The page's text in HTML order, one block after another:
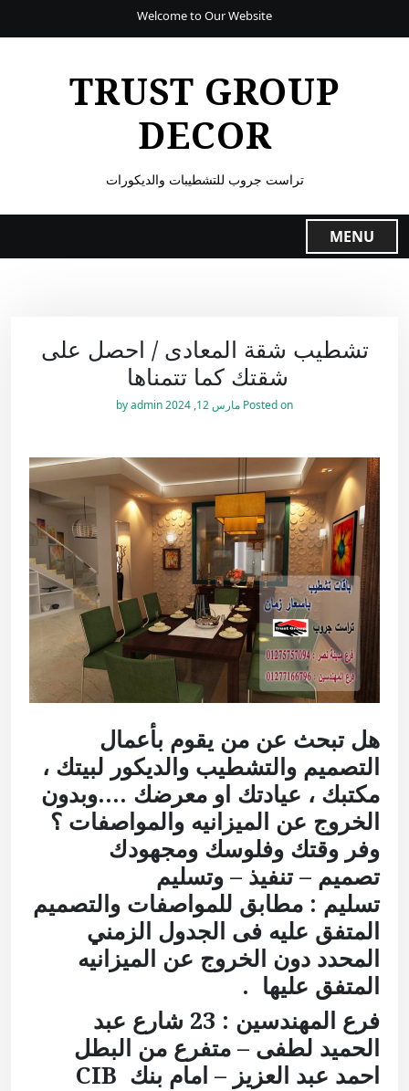
Welcome to Our Website
TRUST GROUP
DECOR
تراست جروب للتشطيبات والديكورات
MENU
تشطيب شقة المعادى / احصل على
شقتك كما تتمناها
Posted on مارس 12, 2024 admin
هل تبحث عن من يقوم بأعمال
التصميم والتشطيب والديكور لبيتك ،
مكتبك ، عيادتك او معرضك ….وبدون
الخروج عن الميزانيه والمواصفات ؟
وفر وقتك وفلوسك ومجهودك
تصميم – تنفيذ – وتسليم
تسليم : مطابق للمواصفات والتصميم
المتفق عليه فى الجدول الزمني
المحدد دون الخروج عن الميزانيه
المتفق عليها .
فرع المهندسين : 23 شارع عبد
الحميد لطفى – متفرع من البطل
احمد عبد العزيز – امام بنك CIB